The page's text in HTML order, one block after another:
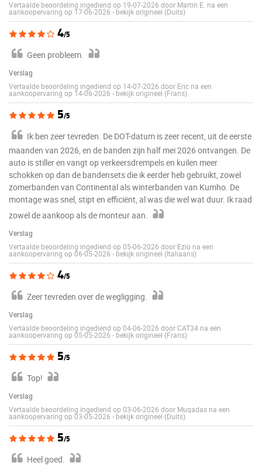
Vertaalde beoordeling ingediend op 19-07-2026 door Martin E. na een
aankoopervaring op 17-06-2026 - bekijk origineel (Duits)
4/5
Geen probleem.
Verslag
Vertaalde beoordeling ingediend op 14-07-2026 door Eric na een
aankoopervaring op 14-06-2026 - bekijk origineel (Frans)
5/5
Ik ben zeer tevreden. De DOT-datum is zeer recent, uit de eerste
maanden van 2026, en de banden zijn half mei 2026 ontvangen. De
auto is stiller en vangt op verkeersdrempels en kuilen meer
schokken op dan de bandensets die ik eerder heb gebruikt, zowel
zomerbanden van Continental als winterbanden van Kumho. De
montage was snel, stipt en efficiënt, al was die wel wat duur. Ik raad
zowel de aankoop als de monteur aan.
Verslag
Vertaalde beoordeling ingediend op 05-06-2026 door Ezio na een
aankoopervaring op 06-05-2026 - bekijk origineel (Italiaans)
4/5
Zeer tevreden over de wegligging.
Verslag
Vertaalde beoordeling ingediend op 04-06-2026 door CAT34 na een
aankoopervaring op 05-05-2026 - bekijk origineel (Frans)
5/5
Top!
Verslag
Vertaalde beoordeling ingediend op 03-06-2026 door Muqadas na een
aankoopervaring op 03-05-2026 - bekijk origineel (Duits)
5/5
Heel goed.